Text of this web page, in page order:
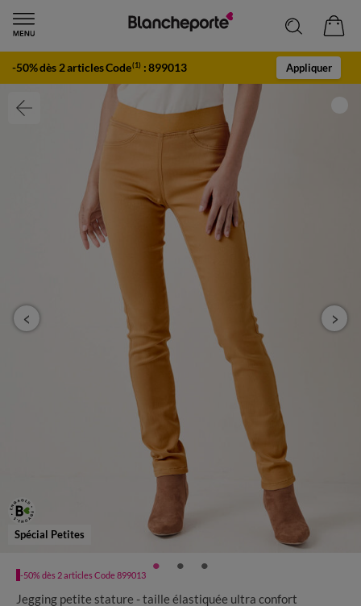
-50% dès 2 articles Code(1) :899013 Appliquer
Spécial Petites
-50% dès 2 articles Code 899013
Jegging petite stature - taille élastiquée ultra confort